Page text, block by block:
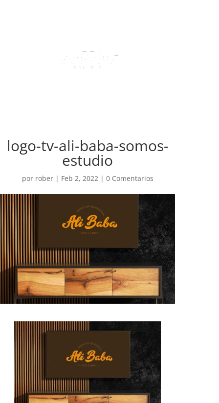
logo-tv-ali-baba-somos-
estudio
por rober| Feb 2, 2022| 0 Comentarios